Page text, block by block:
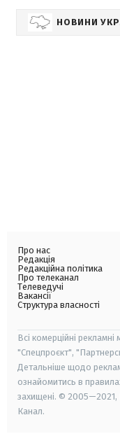
НОВИНИ
Про нас
Редакція
Редакційна політика
Про телеканал
Телеведучі
Вакансії
Структура власності
Всі комерційні
"Спецпроєкт",
Детальніше щодо
ознайомитись в
захищені. © 2005—2021,
Канал.